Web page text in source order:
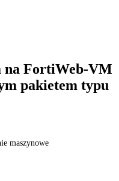
na FortiWeb-VM
pakietem typu
maszynowe